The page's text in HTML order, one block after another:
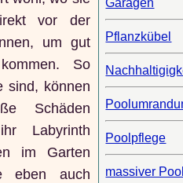
vor der
um gut
So
sind, können
Schäden
Labyrinth
im Garten
eben auch
Garagen
Pflanzkübel
Poolpflege
massiver